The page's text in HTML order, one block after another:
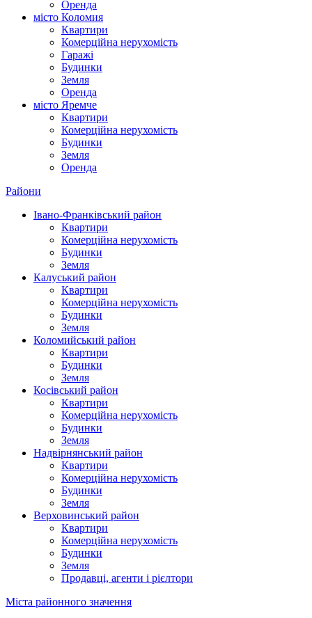
Оренда
місто Коломия
Квартири
Комерційна нерухомість
Гаражі
Будинки
Земля
Оренда
місто Яремче
Квартири
Комерційна нерухомість
Будинки
Земля
Оренда
Райони
Івано-Франківський район
Квартири
Комерційна нерухомість
Будинки
Земля
Калуський район
Квартири
Комерційна нерухомість
Будинки
Земля
Коломийський район
Квартири
Будинки
Земля
Косівський район
Квартири
Комерційна нерухомість
Будинки
Земля
Надвірнянський район
Квартири
Комерційна нерухомість
Будинки
Земля
Верховинський район
Квартири
Комерційна нерухомість
Будинки
Земля
Продавці, агенти і рієлтори
Міста районного значення